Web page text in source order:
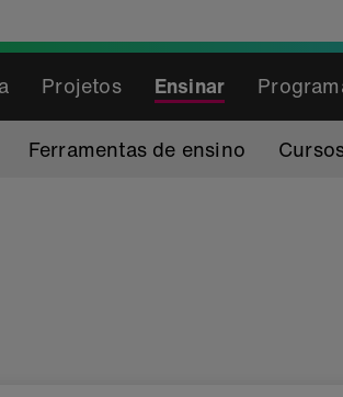
Projetos Ensinar
Ferramentas de ensino